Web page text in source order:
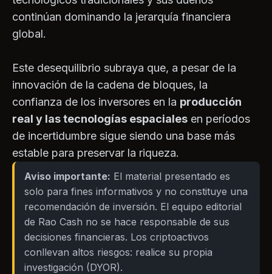
continúan dominando la jerarquía financiera
global.
Este desequilibrio subraya que, a pesar de la
innovación de la cadena de bloques, la
confianza de los inversores en la producción
real y las tecnologías espaciales en períodos
de incertidumbre sigue siendo una base más
estable para preservar la riqueza.
Aviso importante: El material presentado es
solo para fines informativos y no constituye una
recomendación de inversión. El equipo editorial
de Rao Cash no se hace responsable de sus
decisiones financieras. Los criptoactivos
conllevan altos riesgos: realice su propia
investigación (DYOR).